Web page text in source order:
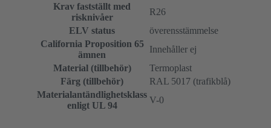
Krav fastställt med
risknivåer
R26
ELV status
överensstämmelse
California Proposition 65
ämnen
Innehåller ej
Material (tillbehör)
Termoplast
Färg (tillbehör)
RAL 5017 (trafikblå)
Materialantändlighetsklass
enligt UL 94
V-0